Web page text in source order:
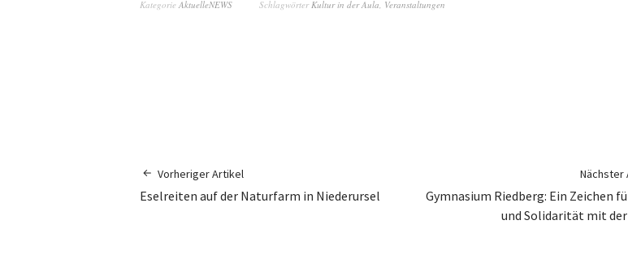
Kategorie AktuelleNEWS SchlagwörterKultur in der Aula, Veranstaltungen
Vorheriger Artikel
Eselreiten auf der Naturfarm in Niederursel
Nächster
Gymnasium Riedberg: Ein Zeichen
und Solidarität mit